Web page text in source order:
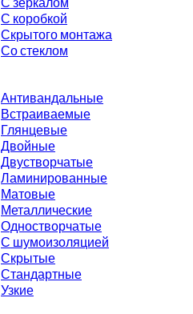
С коробкой
Скрытого монтажа
Со стеклом
Антивандальные
Встраиваемые
Глянцевые
Двойные
Двустворчатые
Ламинированные
Матовые
Металлические
Одностворчатые
С шумоизоляцией
Скрытые
Стандартные
Узкие